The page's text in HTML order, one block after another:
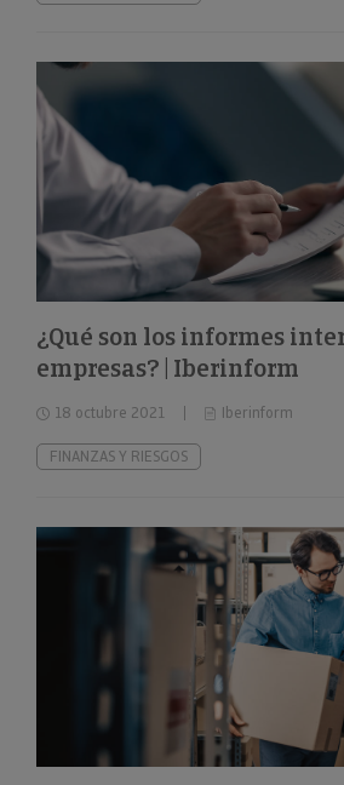
¿Qué son los informes
empresas? | Iberinform
18 octubre 2021 Iberinform
FINANZAS Y RIESGOS